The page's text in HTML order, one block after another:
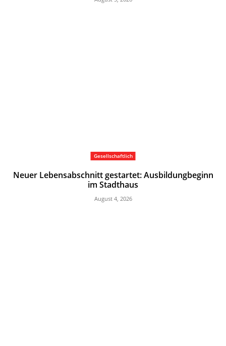
Gesellschaftlich
Neuer Lebensabschnitt gestartet: Ausbildungbeginn
im Stadthaus
August 4, 2026